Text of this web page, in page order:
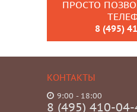
ПРОСТО
8 (495)
КОНТАКТЫ
9:00 - 18:00
8 (495) 410-04-